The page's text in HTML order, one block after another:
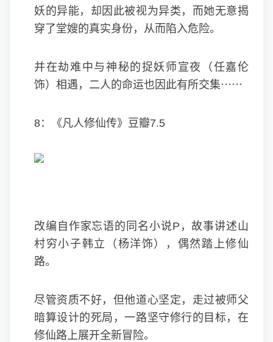
妖的异能，却因此被视为异类，而她无意揭
穿了堂嫂的真实身份，从而陷入危险。
并在劫难中与神秘的捉妖师宣夜（任嘉伦
饰）相遇，二人的命运也因此有所交集⋯⋯
8：《凡人修仙传》豆瓣7.5
改编自作家忘语的同名小说P，故事讲述山
村穷小子韩立（杨洋饰），偶然踏上修仙
路。
尽管资质不好，但他道心坚定，走过被师父
暗算设计的死局，一路坚守修行的目标，在
修仙路上展开全新冒险。